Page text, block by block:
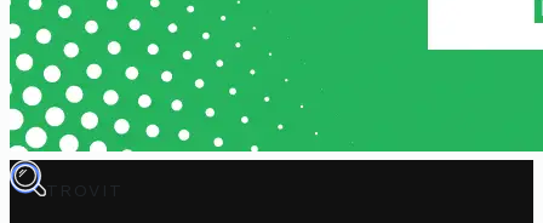
TROVIT